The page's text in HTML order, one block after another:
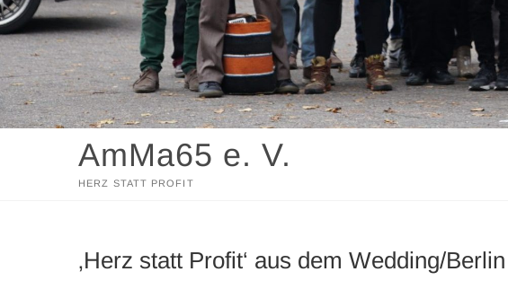
AmMa65 e. V.
HERZ STATT PROFIT
‚Herz statt Profit‘ aus dem Wedding/Berlin